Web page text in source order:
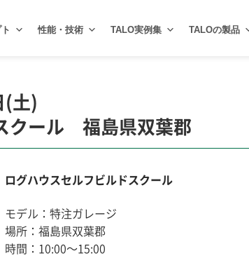
性能・技術 TALO実例集 TALOの製品
土)
クール 福島県双葉郡
ログハウスセルフビルドスクール
モデル：特注ガレージ
場所：福島県双葉郡
時間：10:00〜15:00